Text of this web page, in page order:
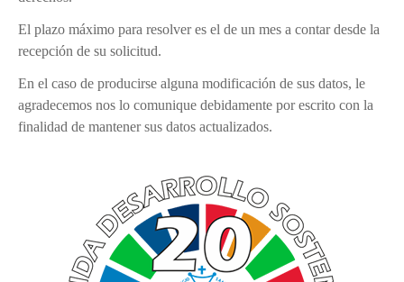
El plazo máximo para resolver es el de un mes a contar desde la
recepción de su solicitud.
En el caso de producirse alguna modificación de sus datos, le
agradecemos nos lo comunique debidamente por escrito con la
finalidad de mantener sus datos actualizados.